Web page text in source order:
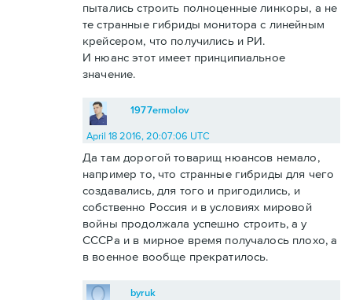
пытались строить полноценные линкоры, а не
те странные гибриды монитора с линейным
крейсером, что получились и РИ.
И нюанс этот имеет принципиальное
значение.
1977ermolov
April 18 2016, 20:07:06 UTC
Да там дорогой товарищ нюансов немало,
например то, что странные гибриды для чего
создавались, для того и пригодились, и
собственно Россия и в условиях мировой
войны продолжала успешно строить, а у
СССРа и в мирное время получалось плохо, а
в военное вообще прекратилось.
byruk